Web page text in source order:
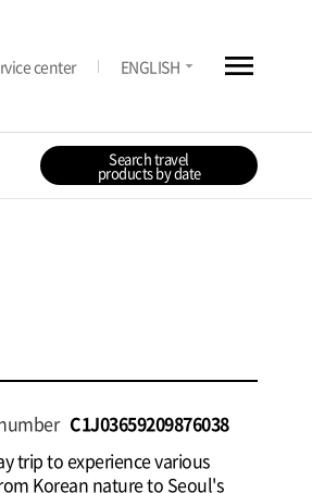
center ENGLISH arrow_drop_down menu
Search travel
products by date
C1J03659209876038
trip to experience various
Korean nature to Seoul's